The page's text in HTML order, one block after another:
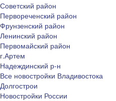
Советский район
Первореченский район
Фрунзенский район
Ленинский район
Первомайский район
г.Артем
Надеждинский р-н
Все новостройки Владивостока
Долгострои
Новостройки России